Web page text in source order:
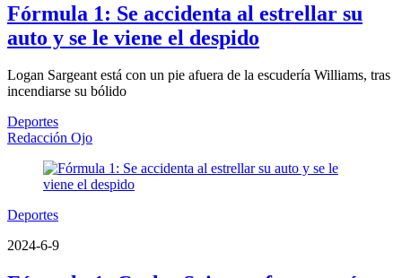
Fórmula 1: Se accidenta al estrellar su
auto y se le viene el despido
Logan Sargeant está con un pie afuera de la escudería Williams, tras
incendiarse su bólido
Deportes
Redacción Ojo
Deportes
2024-6-9